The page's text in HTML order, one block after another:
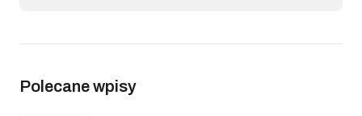
Polecane wpisy